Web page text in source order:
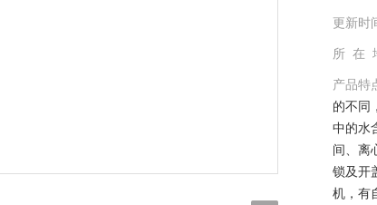
更新时
所 在
产品特
的不同
中的水
间、离
锁及开
机，有